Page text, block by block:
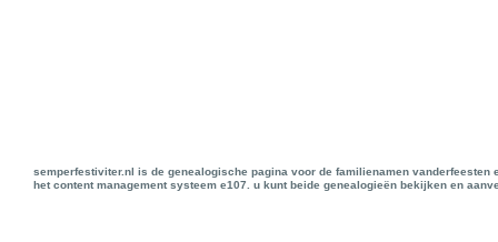
semperfestiviter.nl is de genealogische pagina voor de familienamen
het content management systeem e107. u kunt beide genealogieën bekijken en